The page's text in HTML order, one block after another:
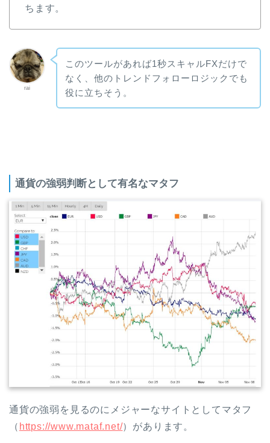
ちます。
rai
このツールがあれば1秒スキャルFXだけで
なく、他のトレンドフォローロジックでも
役に立ちそう。
通貨の強弱判断として有名なマタフ
通貨の強弱を見るのにメジャーなサイトとしてマタフ
（ https://www.mataf.net/）があります。